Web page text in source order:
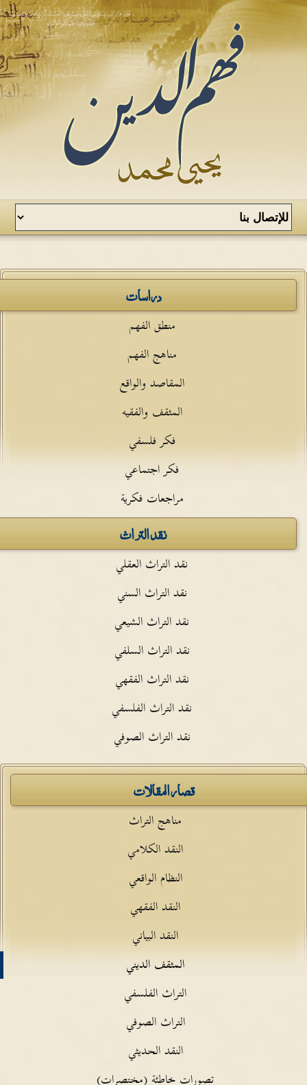
دراسات
منطق الفهم
مناهج الفهم
المقاصد والواقع
المثقف والفقيه
فكر فلسفي
فكر اجتماعي
مراجعات فكرية
نقد التراث
نقد التراث العقلي
نقد التراث السني
نقد التراث الشيعي
نقد التراث السلفي
نقد التراث الفقهي
نقد التراث الفلسفي
نقد التراث الصوفي
قصار المقالات
مناهج التراث
النقد الكلامي
النظام الواقعي
النقد الفقهي
النقد البياني
المثقف الديني
التراث الفلسفي
التراث الصوفي
النقد الحديثي
تصورات خاطئة (مختصرات)